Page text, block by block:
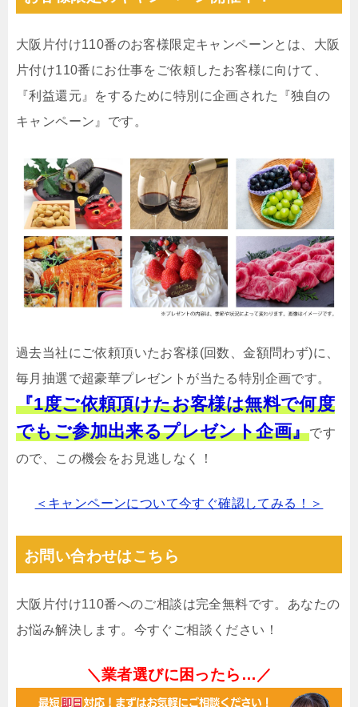
大阪片付け110番のお客様限定キャンペーンとは、大阪
片付け110番にお仕事をご依頼したお客様に向けて、
『利益還元』をするために特別に企画された『独自の
キャンペーン』です。
過去当社にご依頼頂いたお客様(回数、金額問わず)に、
毎月抽選で超豪華プレゼントが当たる特別企画です。
『1度ご依頼頂けたお客様は無料で何度
でもご参加出来るプレゼント企画』です
ので、この機会をお見逃しなく！
＜キャンペーンについて今すぐ確認してみる！＞
お問い合わせはこちら
大阪片付け110番へのご相談は完全無料です。あなたの
お悩み解決します。今すぐご相談ください！
＼業者選びに困ったら…／